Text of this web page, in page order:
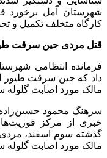
شهرستان آمل برخورد
کارگاه متخلف تکمیل و
قتل مردی حین سرقت طیور
فرمانده انتظامی
داد که حین سرقت طیور
مالک مورد اصابت گلوله
سرهنگ محمود حسین‌زاده
گذشته سوم اسفند،
مالک مورد اصابت